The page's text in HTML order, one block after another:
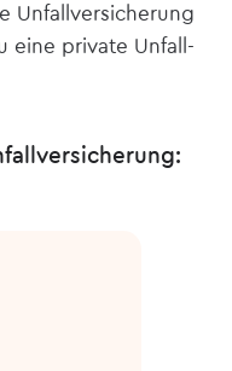
Unfall­versicherung
eine private Unfall­